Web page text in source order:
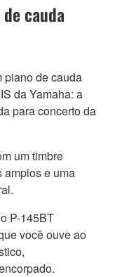
cauda
piano de cauda
da Yamaha: a
para concerto da
um timbre
amplos e uma
P-145BT
você ouve ao